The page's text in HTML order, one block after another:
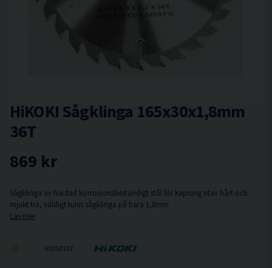
HiKOKI Sågklinga 165x30x1,8mm
36T
869 kr
Sågklinga av härdad korrosionsbeständigt stål för kapning utav hårt och
mjukt trä, väldigt tunn sågklinga på bara 1,8mm
Läs mer
60350107